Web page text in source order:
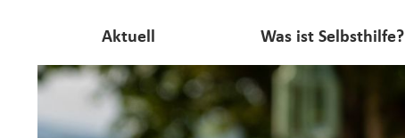
Aktuell Was ist Selbsthilfe?